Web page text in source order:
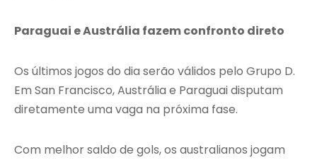
Paraguai e Austrália fazem confronto direto
Os últimos jogos do dia serão válidos pelo Grupo D.
Em San Francisco, Austrália e Paraguai disputam
diretamente uma vaga na próxima fase.
Com melhor saldo de gols, os australianos jogam